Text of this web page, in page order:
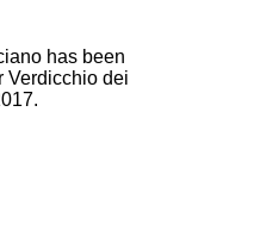
has been
Verdicchio dei